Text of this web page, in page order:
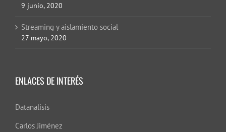
9 junio, 2020
Streaming y aislamiento social
27 mayo, 2020
ENLACES DE INTERÉS
Datanalisis
Carlos Jiménez